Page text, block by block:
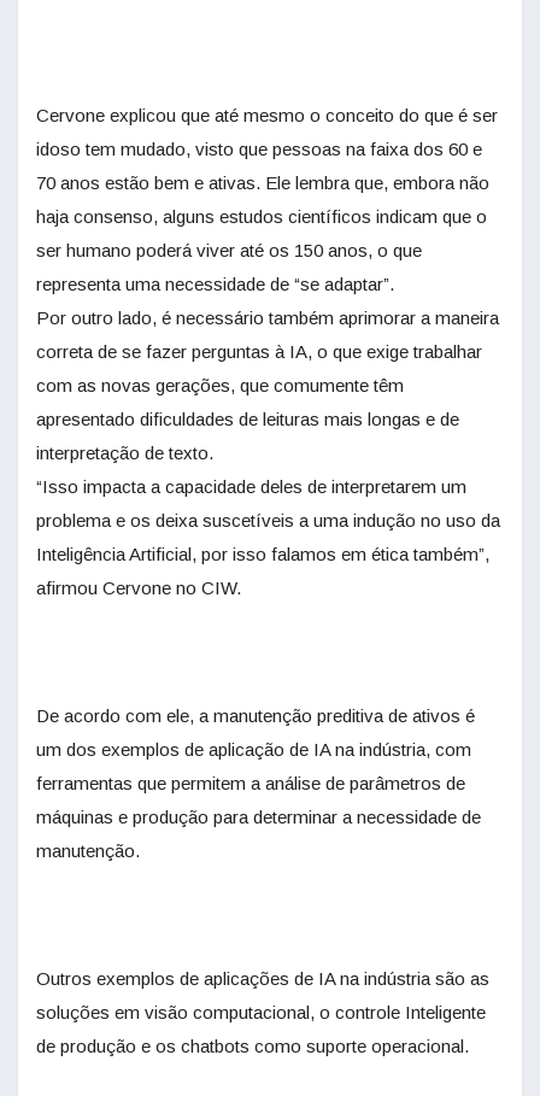
Cervone explicou que até mesmo o conceito do que é ser
idoso tem mudado, visto que pessoas na faixa dos 60 e
70 anos estão bem e ativas. Ele lembra que, embora não
haja consenso, alguns estudos científicos indicam que o
ser humano poderá viver até os 150 anos, o que
representa uma necessidade de “se adaptar”.
Por outro lado, é necessário também aprimorar a maneira
correta de se fazer perguntas à IA, o que exige trabalhar
com as novas gerações, que comumente têm
apresentado dificuldades de leituras mais longas e de
interpretação de texto.
“Isso impacta a capacidade deles de interpretarem um
problema e os deixa suscetíveis a uma indução no uso da
Inteligência Artificial, por isso falamos em ética também”,
afirmou Cervone no CIW.
De acordo com ele, a manutenção preditiva de ativos é
um dos exemplos de aplicação de IA na indústria, com
ferramentas que permitem a análise de parâmetros de
máquinas e produção para determinar a necessidade de
manutenção.
Outros exemplos de aplicações de IA na indústria são as
soluções em visão computacional, o controle Inteligente
de produção e os chatbots como suporte operacional.